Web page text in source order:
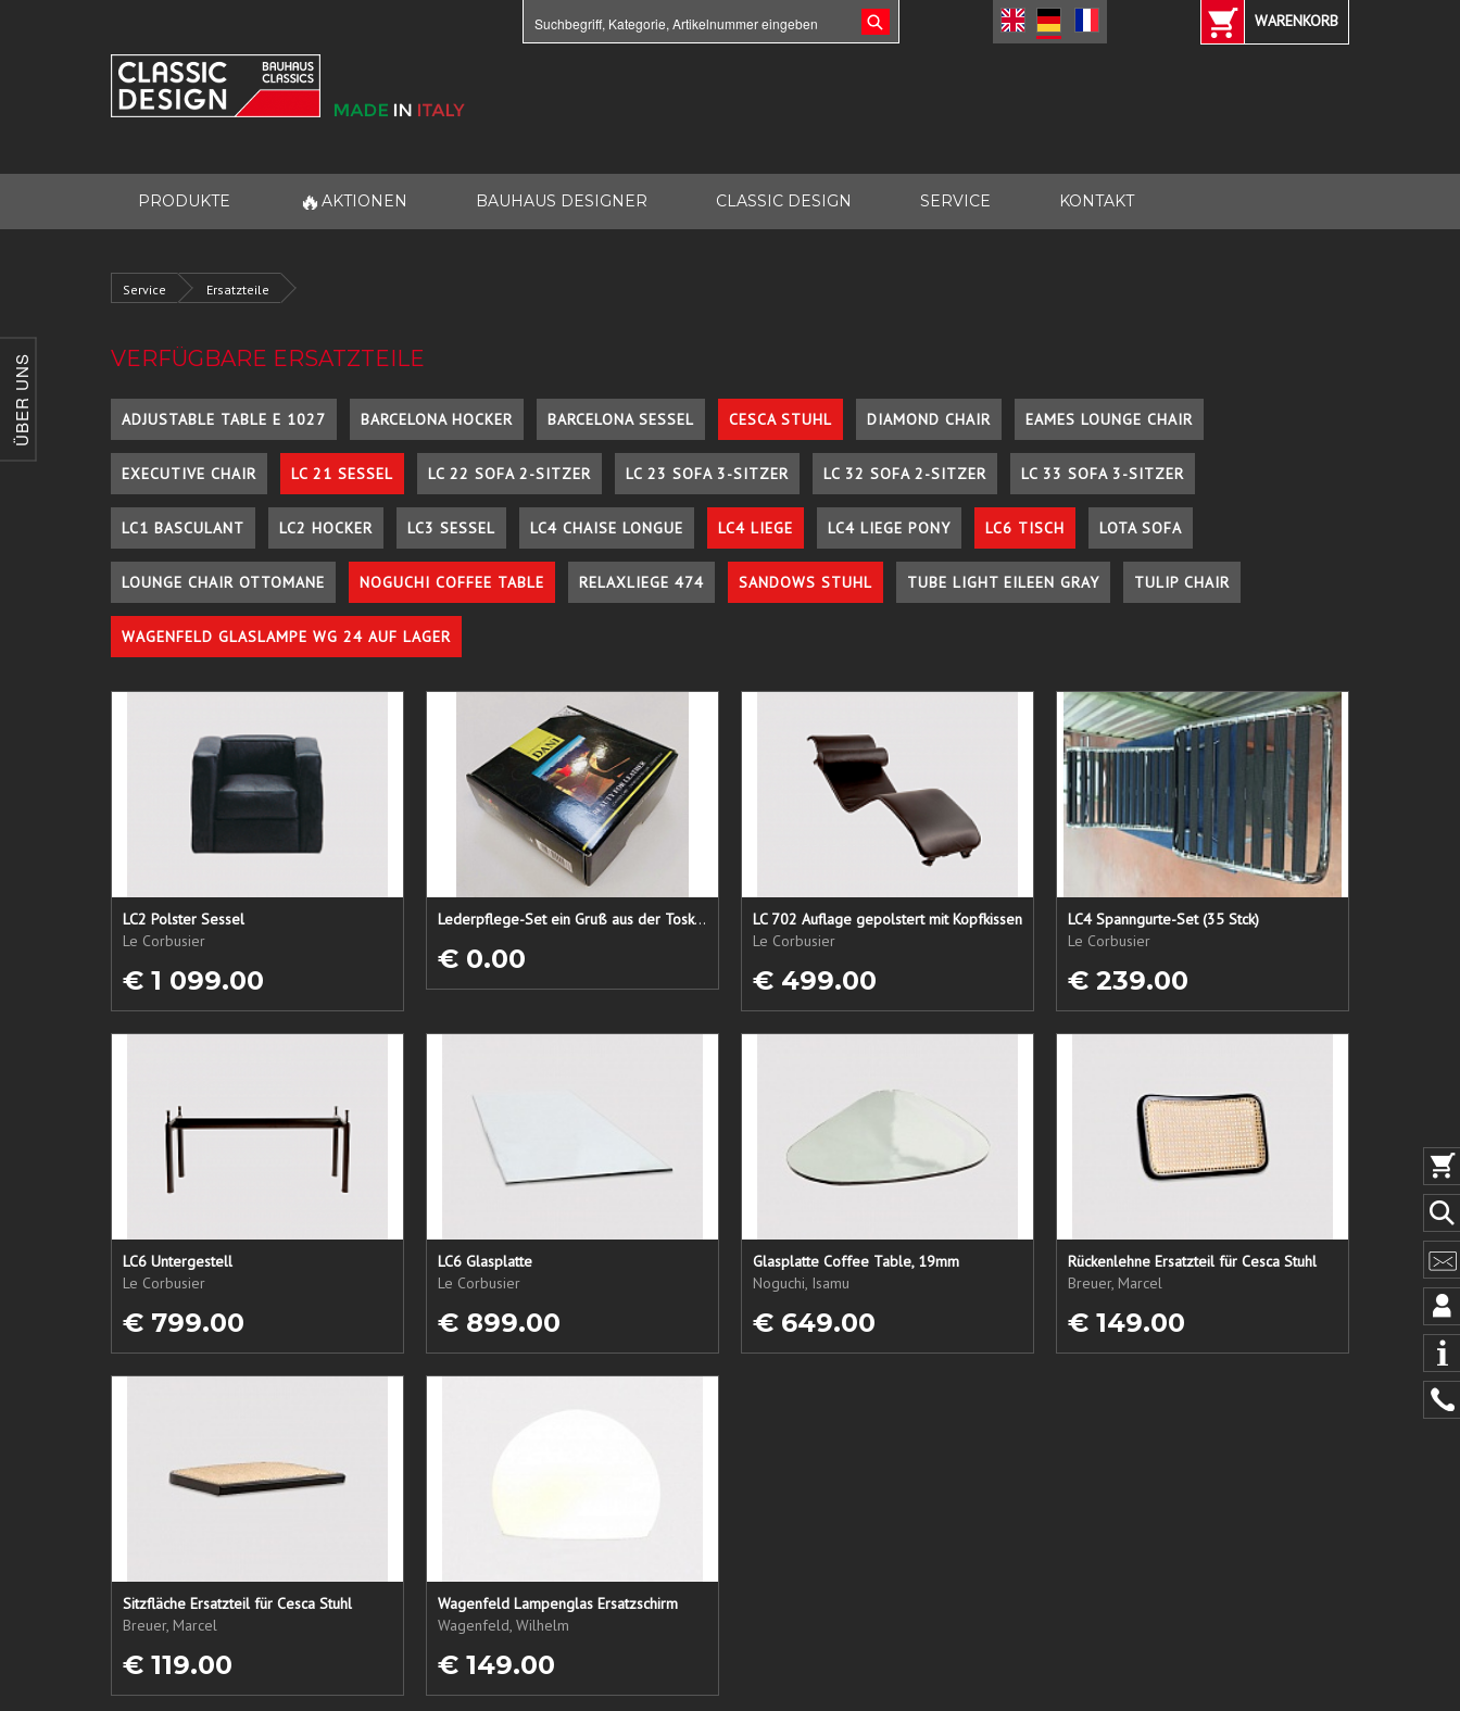
ÜBER UNS
WARENKORB
PRODUKTE 🔥 AKTIONEN BAUHAUS DESIGNER CLASSIC DESIGN SERVICE KONTAKT
Service Ersatzteile
VERFÜGBARE ERSATZTEILE
ADJUSTABLE TABLE E 1027 BARCELONA HOCKER BARCELONA SESSEL CESCA STUHL DIAMOND CHAIR EAMES LOUNGE CHAIR
EXECUTIVE CHAIR LC 21 SESSEL LC 22 SOFA 2-SITZER LC 23 SOFA 3-SITZER LC 32 SOFA 2-SITZER LC 33 SOFA 3-SITZER
LC1 BASCULANT LC2 HOCKER LC3 SESSEL LC4 CHAISE LONGUE LC4 LIEGE LC4 LIEGE PONY LC6 TISCH LOTA SOFA
LOUNGE CHAIR OTTOMANE NOGUCHI COFFEE TABLE RELAXLIEGE 474 SANDOWS STUHL TUBE LIGHT EILEEN GRAY TULIP CHAIR
WAGENFELD GLASLAMPE WG 24 AUF LAGER
LC2 Polster Sessel
Le Corbusier
€ 1 099.00
Lederpflege-Set ein Gruß aus der Toskana...
€ 0.00
LC 702 Auflage gepolstert mit Kopfkissen
Le Corbusier
€ 499.00
LC4 Spanngurte-Set (35 Stck)
Le Corbusier
€ 239.00
LC6 Untergestell
Le Corbusier
€ 799.00
LC6 Glasplatte
Le Corbusier
€ 899.00
Glasplatte Coffee Table, 19mm
Noguchi, Isamu
€ 649.00
Rückenlehne Ersatzteil für Cesca Stuhl
Breuer, Marcel
€ 149.00
Sitzfläche Ersatzteil für Cesca Stuhl
Breuer, Marcel
€ 119.00
Wagenfeld Lampenglas Ersatzschirm
Wagenfeld, Wilhelm
€ 149.00